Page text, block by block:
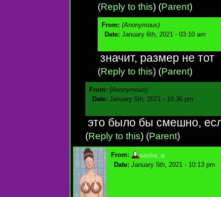
(Reply to this) (Parent)
From: (Anonymous)
Date: January 6th, 2021 - 03:10 am
значит, размер не тот
(Reply to this) (Parent)
From: (Anonymous)
Date: January 5th, 2021 - 10:36 pm
это было бы смешно,
(Reply to this) (Parent)
From:
sasha_a
Date: January 5th, 2021 - 10:13 pm